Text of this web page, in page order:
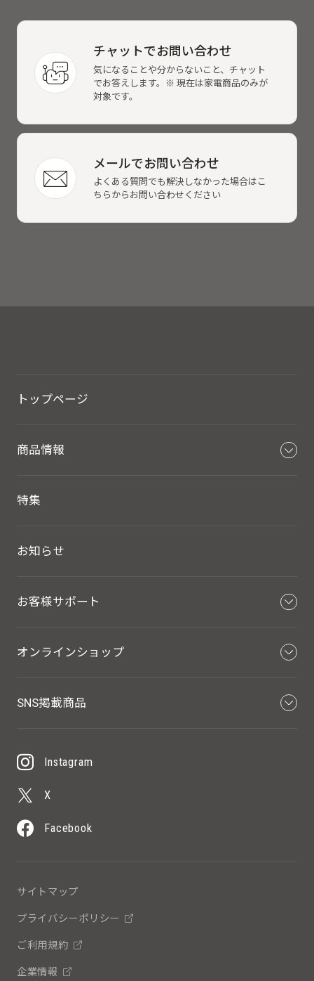
チャットでお問い合わせ
気になることや分からないこと、チャット
でお答えします。※ 現在は家電商品のみが
対象です。
メールでお問い合わせ
よくある質問でも解決しなかった場合はこ
ちらからお問い合わせください
トップページ
商品情報
特集
お知らせ
お客様サポート
オンラインショップ
SNS掲載商品
Instagram
X
Facebook
サイトマップ
プライバシーポリシー
ご利用規約
企業情報